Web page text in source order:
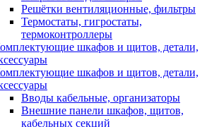
Решётки вентиляционные, фильтры
Термостаты, гигростаты,
термоконтроллеры
шкафов и щитов, детали,
шкафов и щитов, детали,
Вводы кабельные, организаторы
Внешние панели шкафов, щитов,
кабельных секций